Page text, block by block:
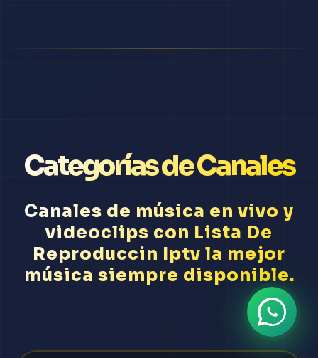
Categorías de Canales
Canales de música en vivo y
videoclips con Lista De
Reproduccin Iptv la mejor
música siempre disponible.